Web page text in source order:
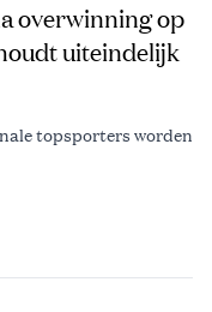
overwinning op
uiteindelijk
topsporters worden